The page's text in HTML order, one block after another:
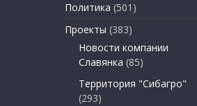
Политика (501)
Проекты (383)
Новости компании
Славянка (85)
Территория "Сибагро"
(293)